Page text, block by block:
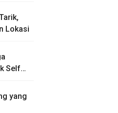
Lokasi
Self
yang